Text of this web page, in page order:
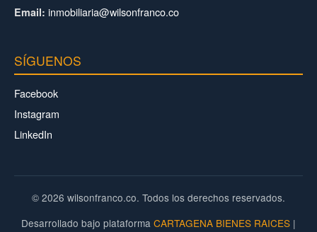
Email: inmobiliaria@wilsonfranco.co
SÍGUENOS
Facebook
Instagram
LinkedIn
© 2026 wilsonfranco.co. Todos los derechos reservados.
Desarrollado bajo plataforma CARTAGENA BIENES RAICES |